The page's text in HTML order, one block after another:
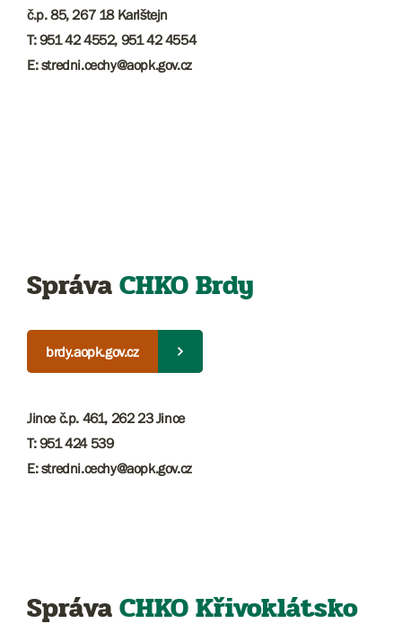
č.p. 85, 267 18 Karlštejn
T: 951 42 4552, 951 42 4554
E: stredni.cechy@aopk.gov.cz
SprávaCHKO Brdy
brdy.aopk.gov.cz
Jince č.p. 461, 262 23 Jince
T: 951 424 539
E: stredni.cechy@aopk.gov.cz
SprávaCHKO Křivoklátsko